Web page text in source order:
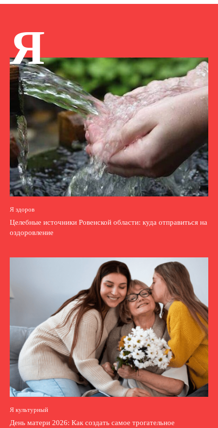
Я
Я здоров
Целебные источники Ровенской области: куда отправиться на
оздоровление
Я культурный
День матери 2026: Как создать самое трогательное